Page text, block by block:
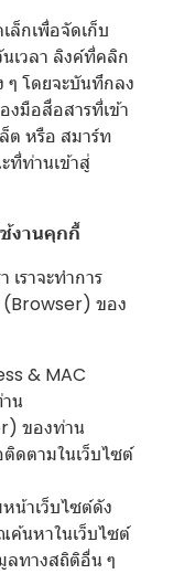
ล็กเพื่อจัดเก็บ
นเวลา ลิงค์ที่คลิก
ๆ โดยจะบันทึกลง
งมือสื่อสารที่เข้า
ต หรือ สมาร์ท
ที่ท่านเข้าสู่
งานคุกกี้
เราจะทำการ
(Browser) ของ
& MAC
น
ของท่าน
ดตามในเว็บไซต์
น้าเว็บไซต์ดัง
ค้นหาในเว็บไซต์
ลทางสถิติอื่น ๆ